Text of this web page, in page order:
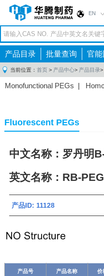
EN
产品目录 批量查询 官
当前位置： 首页 > 产品中心> 产品目录>
Monofunctional PEGs |
Fluorescent PEGs
中文名称：罗丹明
英文名称：RB-
产品ID: 11128
产品号 产品名称 价